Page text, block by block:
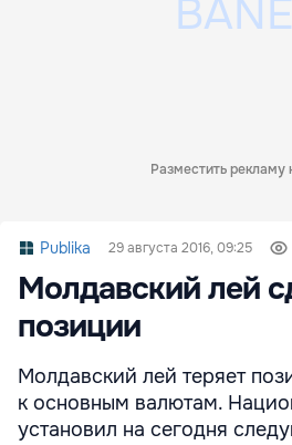
Разместить рекламу
Publika 29 августа 2016, 09:25
Молдавский лей
позиции
Молдавский лей теряет
к основным валютам.
установил на сегодня